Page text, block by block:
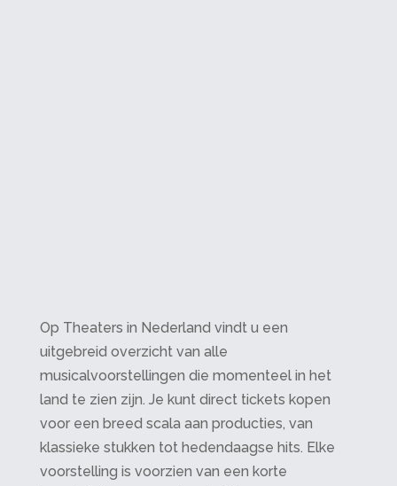
Op Theaters in Nederland vindt u een
uitgebreid overzicht van alle
musicalvoorstellingen die momenteel in het
land te zien zijn. Je kunt direct tickets kopen
voor een breed scala aan producties, van
klassieke stukken tot hedendaagse hits. Elke
voorstelling is voorzien van een korte